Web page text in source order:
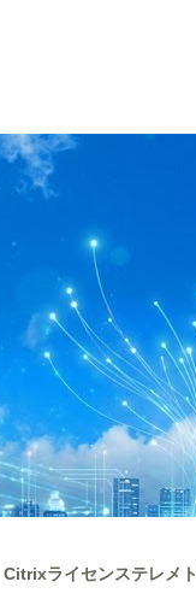
Citrixライセンステレメ